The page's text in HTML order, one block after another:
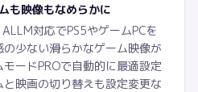
も映像もなめらかに
対応でPS5やゲームPCを
少ない滑らかなゲーム映像が
ードPROで自動的に最適設定
映画の切り替えも設定変更な